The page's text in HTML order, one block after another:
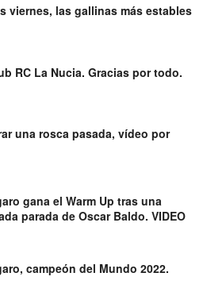
viernes, las gallinas más estables
RC La Nucia. Gracias por todo.
una rosca pasada, vídeo por
gana el Warm Up tras una
parada de Oscar Baldo. VIDEO
campeón del Mundo 2022.